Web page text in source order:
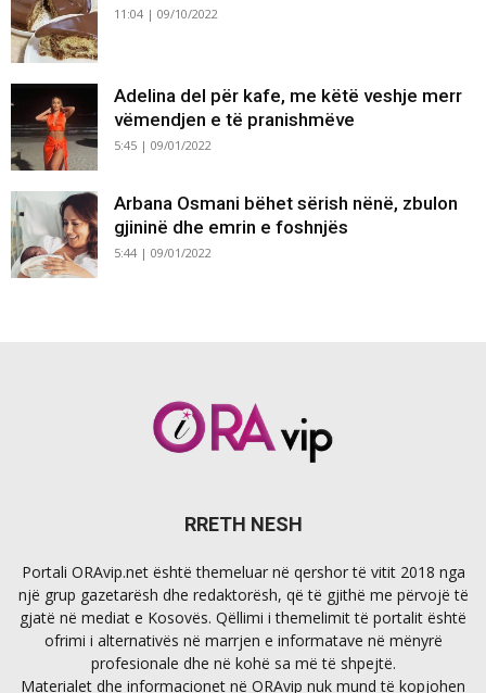
11:04 | 09/10/2022
Adelina del për kafe, me këtë veshje merr
vëmendjen e të pranishmëve
5:45 | 09/01/2022
Arbana Osmani bëhet sërish nënë, zbulon
gjininë dhe emrin e foshnjës
5:44 | 09/01/2022
RRETH NESH
Portali ORAvip.net është themeluar në qershor të vitit 2018 nga
një grup gazetarësh dhe redaktorësh, që të gjithë me përvojë të
gjatë në mediat e Kosovës. Qëllimi i themelimit të portalit është
ofrimi i alternativës në marrjen e informatave në mënyrë
profesionale dhe në kohë sa më të shpejtë.
Materialet dhe informacionet në ORAvip nuk mund të kopjohen